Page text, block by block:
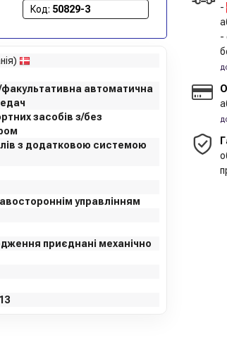
Код: 50829-3
факультативна автоматична
засобів з/без
з додатковою системою
управлінням
приєднані механічно
-
-